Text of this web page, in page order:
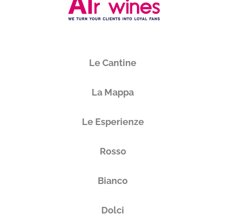
Le Cantine
La Mappa
Le Esperienze
Rosso
Bianco
Dolci